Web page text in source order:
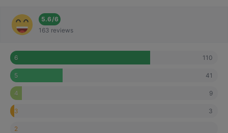
5.6/6
163 reviews
6 110
5 41
4 9
3 3
2